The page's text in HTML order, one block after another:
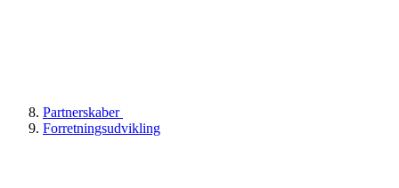
Partnerskaber
Forretningsudvikling